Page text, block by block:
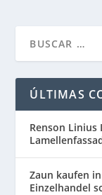
ÚLTIMAS
Renson
Zaun kaufen
Einzelhandel